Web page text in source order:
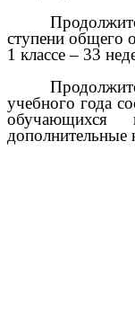
ступени общего
1 классе – 33
учебного года
обучающихся
дополнительные